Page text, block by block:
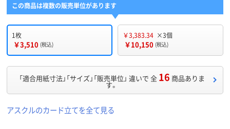
この商品は複数の販売単位があります
1枚
￥3,510 (税込)
￥3,383.34 ×3個
￥10,150 (税込)
「適合用紙寸法」「サイズ」「販売単位」 違いで 全 16 商品ありま
す。
アスクルのカード立てを全て見る